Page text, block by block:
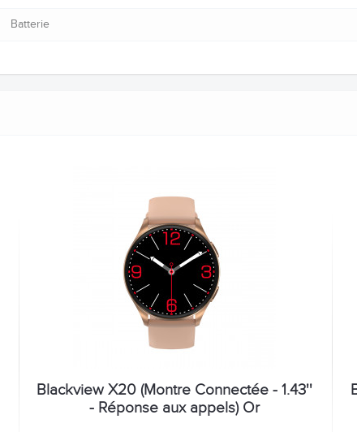
Batterie
Blackview X20 (Montre Connectée - 1.43''
- Réponse aux appels) Or